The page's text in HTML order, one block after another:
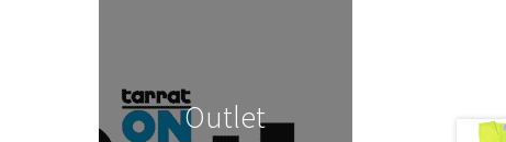
Outlet